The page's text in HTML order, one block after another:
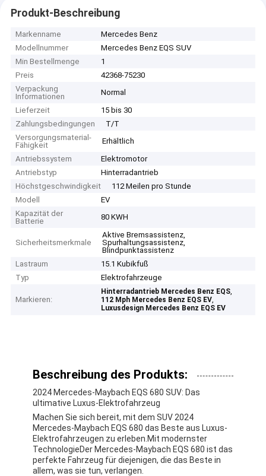
Produkt-Beschreibung
Markenname
Mercedes Benz
Modellnummer
Mercedes Benz EQS SUV
Min Bestellmenge
1
Preis
42368-75230
Verpackung
Informationen
Normal
Lieferzeit
15 bis 30
Zahlungsbedingungen
T/T
Versorgungsmaterial-
Fähigkeit
Erhältlich
Antriebssystem
Elektromotor
Antriebstyp
Hinterradantrieb
Höchstgeschwindigkeit
112 Meilen pro Stunde
Modell
EV
Kapazität der
Batterie
80 KWH
Sicherheitsmerkmale
Aktive Bremsassistenz,
Spurhaltungsassistenz,
Blindpunktassistenz
Lastraum
15.1 Kubikfuß
Typ
Elektrofahrzeuge
Markieren:
Hinterradantrieb Mercedes Benz EQS,
112 Mph Mercedes Benz EQS EV,
Luxusdesign Mercedes Benz EQS EV
Beschreibung des Produkts:
2024 Mercedes-Maybach EQS 680 SUV: Das
ultimative Luxus-Elektrofahrzeug
Machen Sie sich bereit, mit dem SUV 2024
Mercedes-Maybach EQS 680 das Beste aus Luxus-
Elektrofahrzeugen zu erleben.Mit modernster
TechnologieDer Mercedes-Maybach EQS 680 ist das
perfekte Fahrzeug für diejenigen, die das Beste in
allem, was sie tun, verlangen.